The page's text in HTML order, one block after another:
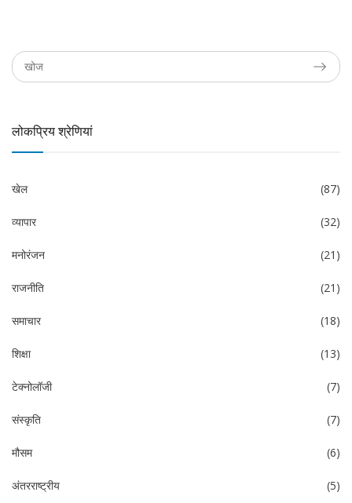
लोकप्रिय श्रेणियां
खेल (87)
व्यापार (32)
मनोरंजन (21)
राजनीति (21)
समाचार (18)
शिक्षा (13)
टेक्नोलॉजी (7)
संस्कृति (7)
मौसम (6)
अंतरराष्ट्रीय (5)